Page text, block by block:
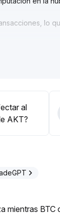
lo
volatilidad
al
AKT?
mientras